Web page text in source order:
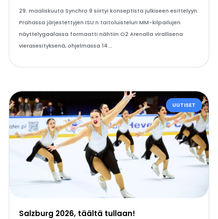
29. maaliskuuta Synchro 9 siirtyi konseptista julkiseen esittelyyn.
Prahassa järjestettyjen ISU:n taitoluistelun MM-kilpailujen
näyttelygaalassa formaatti nähtiin O2 Arenalla virallisena
vierasesityksenä, ohjelmassa 14.…
UUTISET
Salzburg 2026, täältä tullaan!